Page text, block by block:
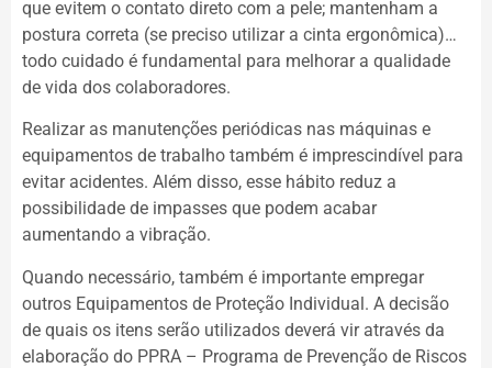
que evitem o contato direto com a pele; mantenham a
postura correta (se preciso utilizar a cinta ergonômica)…
todo cuidado é fundamental para melhorar a qualidade
de vida dos colaboradores.
Realizar as manutenções periódicas nas máquinas e
equipamentos de trabalho também é imprescindível para
evitar acidentes. Além disso, esse hábito reduz a
possibilidade de impasses que podem acabar
aumentando a vibração.
Quando necessário, também é importante empregar
outros Equipamentos de Proteção Individual. A decisão
de quais os itens serão utilizados deverá vir através da
elaboração do PPRA – Programa de Prevenção de Riscos